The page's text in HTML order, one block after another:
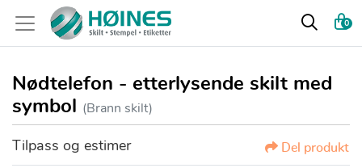
0
Nødtelefon - etterlysende skilt med
symbol (Brann skilt)
Tilpass og estimer Del produkt